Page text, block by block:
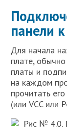
панели
Для начала
плате,
платы и
на каждом
прочитать
(или VCC или
Рис № 4.0.